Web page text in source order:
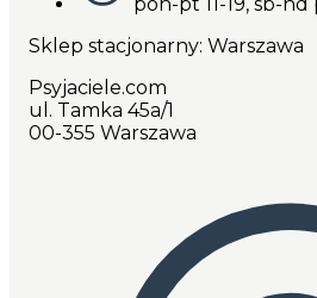
Sklep stacjonarny: Warszawa
Psyjaciele.com
ul. Tamka 45a/1
00-355 Warszawa